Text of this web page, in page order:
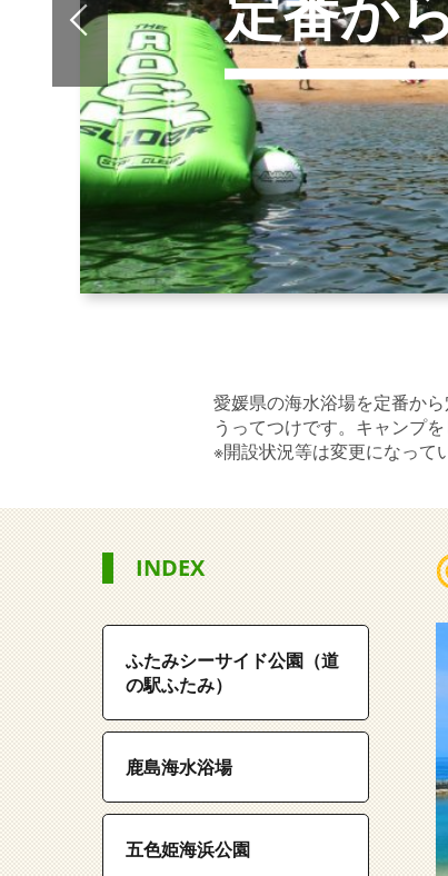
定番か
愛媛県の海水浴場を定番か
うってつけです。キャンプ
※開設状況等は変更になって
INDEX
ふたみシーサイド公園（道
の駅ふたみ）
鹿島海水浴場
五色姫海浜公園